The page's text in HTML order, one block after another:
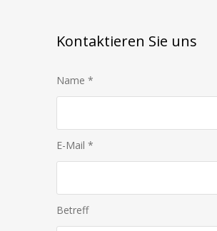
Kontaktieren Sie uns
Name *
E-Mail *
Betreff